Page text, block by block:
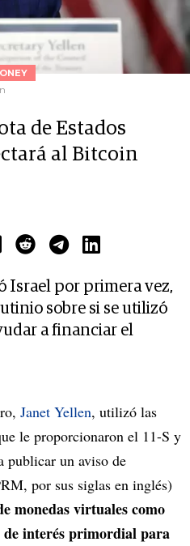
de Estados
al Bitcoin
Israel por primera vez,
sobre si se utilizó
a financiar el
Janet Yellen, utilizó las
le proporcionaron el 11-S y
publicar un aviso de
por sus siglas en inglés)
monedas virtuales como
de interés primordial para